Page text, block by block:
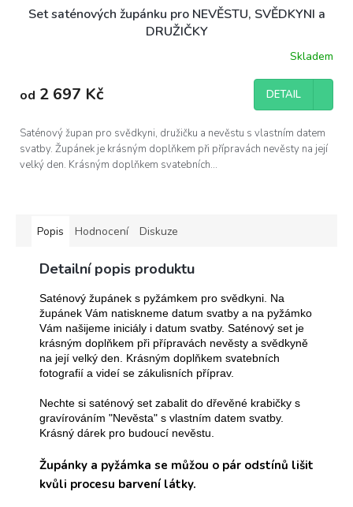
Set saténových župánku pro NEVĚSTU, SVĚDKYNI a
DRUŽIČKY
Skladem
od 2 697 Kč DETAIL
Saténový župan pro svědkyni, družičku a nevěstu s vlastním datem
svatby. Župánek je krásným doplňkem při přípravách nevěsty na její
velký den. Krásným doplňkem svatebních...
Popis Hodnocení Diskuze
Detailní popis produktu
Saténový župánek s pyžámkem pro svědkyni. Na
župánek Vám natiskneme datum svatby a na pyžámko
Vám našijeme iniciály i datum svatby. Saténový set je
krásným doplňkem při přípravách nevěsty a svědkyně
na její velký den. Krásným doplňkem svatebních
fotografií a videí se zákulisních příprav.
Nechte si saténový set zabalit do dřevěné krabičky s
gravírováním "Nevěsta" s vlastním datem svatby.
Krásný dárek pro budoucí nevěstu.
Župánky a pyžámka se můžou o pár odstínů lišit
kvůli procesu barvení látky.